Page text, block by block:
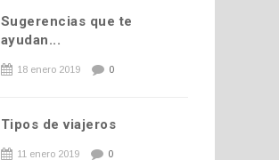
Sugerencias que te
ayudan...
18 enero 2019 0
Tipos de viajeros
11 enero 2019 0